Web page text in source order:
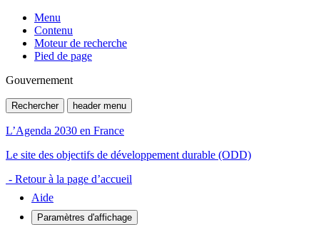
Menu
Contenu
Moteur de recherche
Pied de page
Gouvernement
Rechercher header menu
L’Agenda 2030 en France
Le site des objectifs de développement durable (ODD)
- Retour à la page d’accueil
Aide
Paramètres d'affichage